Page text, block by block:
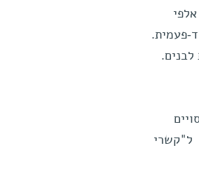
פעמית.
לבנים.
ל"קשרי